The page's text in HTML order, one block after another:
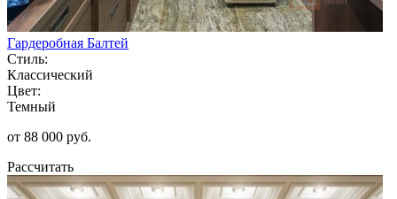
Гардеробная Балтей
Стиль:
Классический
Цвет:
Темный
от 88 000 руб.
Рассчитать